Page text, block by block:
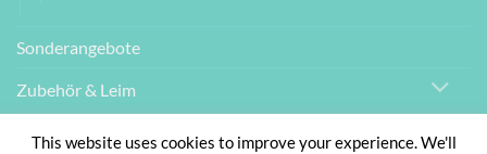
Sonderangebote
Zubehör & Leim
This website uses cookies to improve your experience. We'll